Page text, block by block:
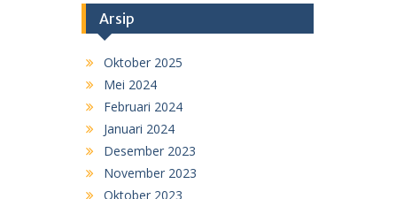
Arsip
Oktober 2025
Mei 2024
Februari 2024
Januari 2024
Desember 2023
November 2023
Oktober 2023